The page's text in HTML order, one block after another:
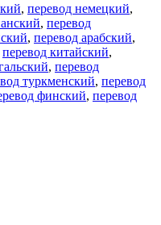
, перевод немецкий,
, перевод
, перевод арабский,
перевод китайский,
, перевод
туркменский, перевод
финский, перевод